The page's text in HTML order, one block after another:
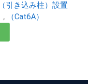
引き込み柱）設置
, （Cat6A）